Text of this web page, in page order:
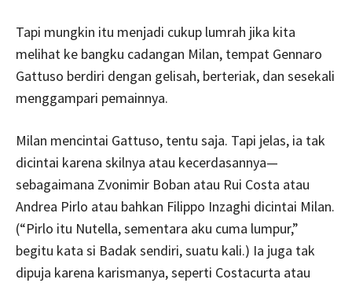
Tapi mungkin itu menjadi cukup lumrah jika kita
melihat ke bangku cadangan Milan, tempat Gennaro
Gattuso berdiri dengan gelisah, berteriak, dan sesekali
menggampari pemainnya.
Milan mencintai Gattuso, tentu saja. Tapi jelas, ia tak
dicintai karena skilnya atau kecerdasannya—
sebagaimana Zvonimir Boban atau Rui Costa atau
Andrea Pirlo atau bahkan Filippo Inzaghi dicintai Milan.
(“Pirlo itu Nutella, sementara aku cuma lumpur,”
begitu kata si Badak sendiri, suatu kali.) Ia juga tak
dipuja karena karismanya, seperti Costacurta atau